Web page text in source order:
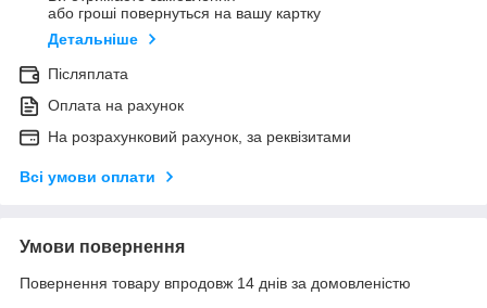
або гроші повернуться на вашу картку
Детальніше
Післяплата
Оплата на рахунок
На розрахунковий рахунок, за реквізитами
Всі умови оплати
Умови повернення
Повернення товару впродовж 14 днів за домовленістю